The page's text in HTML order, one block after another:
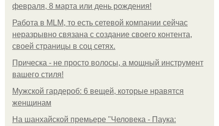
февраля, 8 марта или день рождения!
Работа в MLM, то есть сетевой компании сейчас
неразрывно связана с создание своего контента,
своей страницы в соц сетях.
Прическа - не просто волосы, а мощный инструмент
вашего стиля!
Мужской гардероб: 6 вещей, которые нравятся
женщинам
На шанхайской премьере "Человека - Паука: